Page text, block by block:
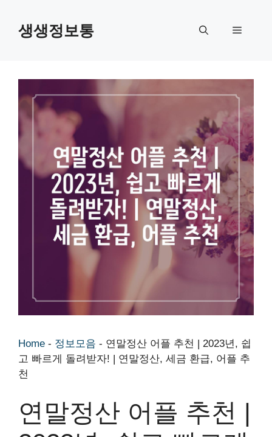
생생정보통 메
Home - 정보모음 - 연말정산 어플 추천 | 2023년, 쉽
고 빠르게 돌려받자! | 연말정산, 세금 환급, 어플 추
천
연말정산 어플 추천 |